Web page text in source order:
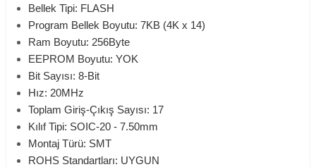
Bellek Tipi: FLASH
Program Bellek Boyutu: 7KB (4K x 14)
Ram Boyutu: 256Byte
EEPROM Boyutu: YOK
Bit Sayısı: 8-Bit
Hız: 20MHz
Toplam Giriş-Çıkış Sayısı: 17
Kılıf Tipi: SOIC-20 - 7.50mm
Montaj Türü: SMT
ROHS Standartları: UYGUN